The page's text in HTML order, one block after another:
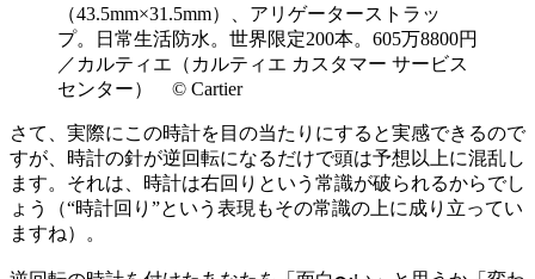
（43.5mm×31.5mm）、アリゲーターストラッ
プ。日常生活防水。世界限定200本。605万8800円
／カルティエ（カルティエ カスタマー サービス
センター） © Cartier
さて、実際にこの時計を目の当たりにすると実感できるので
すが、時計の針が逆回転になるだけで頭は予想以上に混乱し
ます。それは、時計は右回りという常識が破られるからでし
ょう（“時計回り”という表現もその常識の上に成り立ってい
ますね）。